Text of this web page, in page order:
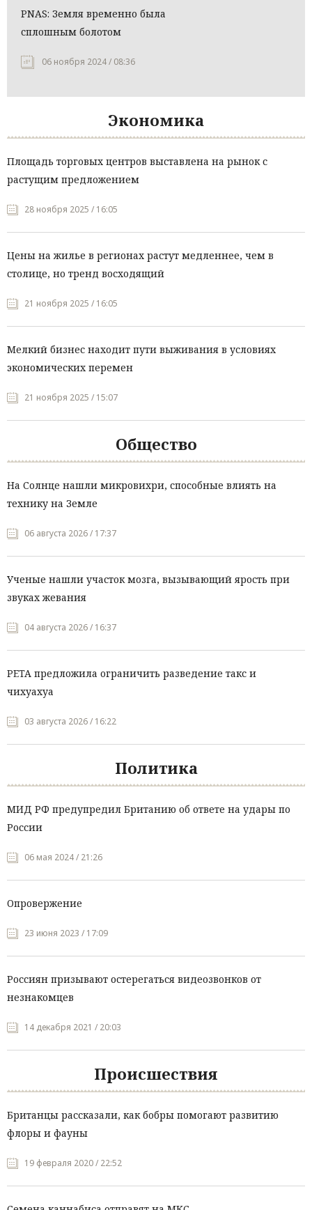
PNAS: Земля временно была
сплошным болотом
06 ноября 2024 / 08:36
Экономика
Площадь торговых центров выставлена на рынок с
растущим предложением
28 ноября 2025 / 16:05
Цены на жилье в регионах растут медленнее, чем в
столице, но тренд восходящий
21 ноября 2025 / 16:05
Мелкий бизнес находит пути выживания в условиях
экономических перемен
21 ноября 2025 / 15:07
Общество
На Солнце нашли микровихри, способные влиять на
технику на Земле
06 августа 2026 / 17:37
Ученые нашли участок мозга, вызывающий ярость при
звуках жевания
04 августа 2026 / 16:37
PETA предложила ограничить разведение такс и
чихуахуа
03 августа 2026 / 16:22
Политика
МИД РФ предупредил Британию об ответе на удары по
России
06 мая 2024 / 21:26
Опровержение
23 июня 2023 / 17:09
Россиян призывают остерегаться видеозвонков от
незнакомцев
14 декабря 2021 / 20:03
Происшествия
Британцы рассказали, как бобры помогают развитию
флоры и фауны
19 февраля 2020 / 22:52